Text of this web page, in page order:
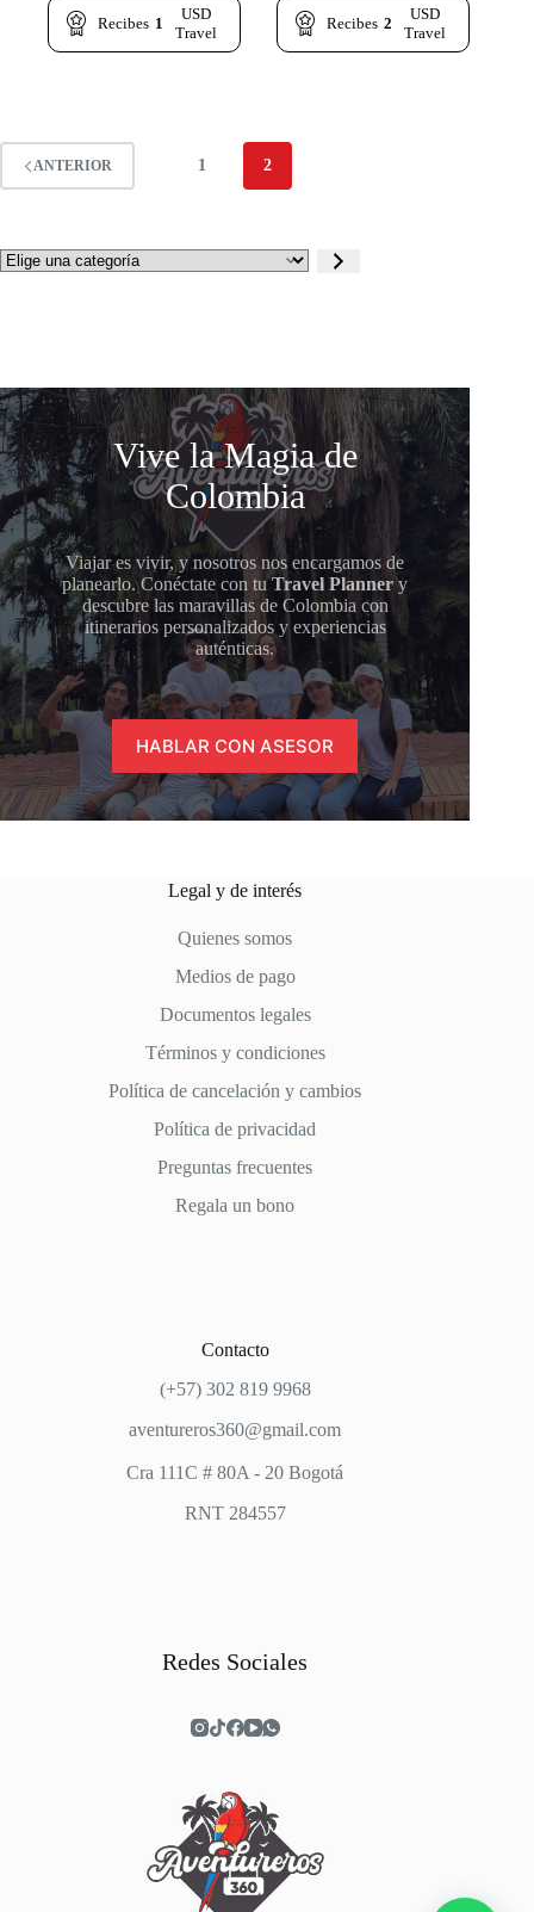
Recibes 1
USD
Travel
Recibes 2
USD
Travel
ANTERIOR 1 2
Elige
una
Vive la Magia de
Colombia
Viajar es vivir, y nosotros nos encargamos de
planearlo. Conéctate con tuTravel Plannery
descubre las maravillas de Colombia con
itinerarios personalizados y experiencias
auténticas.
HABLAR CON ASESOR
Legal y de interés
Quienes somos
Medios de pago
Documentos legales
Términos y condiciones
Política de cancelación y cambios
Política de privacidad
Preguntas frecuentes
Regala un bono
Contacto
(+57) 302 819 9968
aventureros360@gmail.com
Cra 111C # 80A - 20 Bogotá
RNT 284557
Redes Sociales